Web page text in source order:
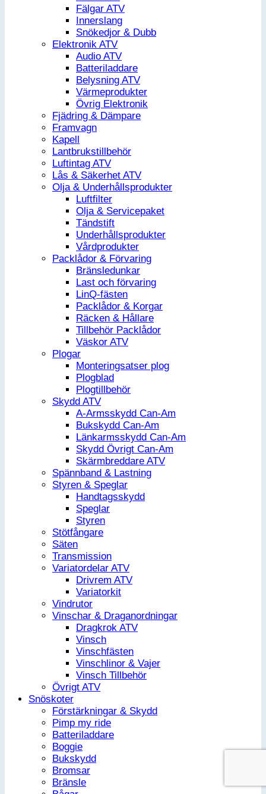
Fälgar ATV
Innerslang
Snökedjor & Dubb
Elektronik ATV
Audio ATV
Batteriladdare
Belysning ATV
Värmeprodukter
Övrig Elektronik
Fjädring & Dämpare
Framvagn
Kapell
Lantbrukstillbehör
Luftintag ATV
Lås & Säkerhet ATV
Olja & Underhållsprodukter
Luftfilter
Olja & Servicepaket
Tändstift
Underhållsprodukter
Vårdprodukter
Packlådor & Förvaring
Bränsledunkar
Last och förvaring
LinQ-fästen
Packlådor & Korgar
Räcken & Hållare
Tillbehör Packlådor
Väskor ATV
Plogar
Monteringsatser plog
Plogblad
Plogtillbehör
Skydd ATV
A-Armsskydd Can-Am
Bukskydd Can-Am
Länkarmsskydd Can-Am
Skydd Övrigt Can-Am
Skärmbreddare ATV
Spännband & Lastning
Styren & Speglar
Handtagsskydd
Speglar
Styren
Stötfångare
Säten
Transmission
Variatordelar ATV
Drivrem ATV
Variatorkit
Vindrutor
Vinschar & Draganordningar
Dragkrok ATV
Vinsch
Vinschfästen
Vinschlinor & Vajer
Vinsch Tillbehör
Övrigt ATV
Snöskoter
Förstärkningar & Skydd
Pimp my ride
Batteriladdare
Boggie
Bukskydd
Bromsar
Bränsle